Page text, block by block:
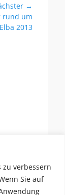
verbessern
Sie auf
→
rund um
Elba 2013